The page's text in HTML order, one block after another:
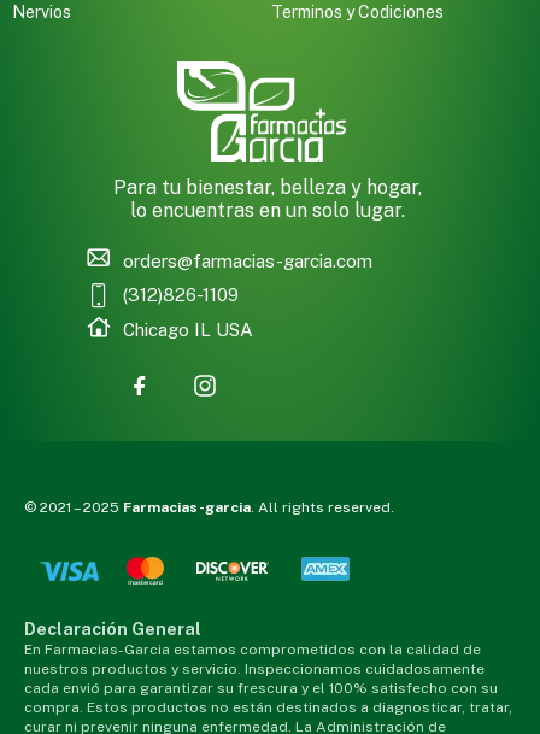
Nervios
Terminos y Codiciones
Para tu bienestar, belleza y hogar,
lo encuentras en un solo lugar.
orders@farmacias-garcia.com
(312)826-1109
Chicago IL USA
© 2021 – 2025 Farmacias-garcia. All rights reserved.
Declaración General
En Farmacias-Garcia estamos comprometidos con la calidad de
nuestros productos y servicio. Inspeccionamos cuidadosamente
cada envió para garantizar su frescura y el 100% satisfecho con su
compra. Estos productos no están destinados a diagnosticar, tratar,
curar ni prevenir ninguna enfermedad. La Administración de